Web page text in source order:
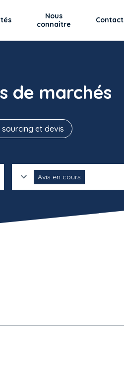
Nous
connaître
Contact
de marchés
sourcing et devis
Avis en cours